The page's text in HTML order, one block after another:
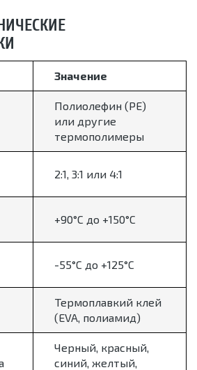
Значение
Полиолефин (PE)
или другие
термополимеры
2:1, 3:1 или 4:1
+90°C до +150°C
-55°C до +125°C
Термоплавкий клей
(EVA, полиамид)
Черный, красный,
синий, желтый,